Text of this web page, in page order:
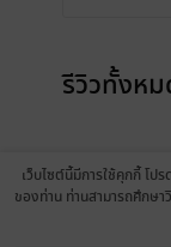
รีวิวทั้งห
เว็บไซต์นี้มีการใช้คุกกี้ โป
ของท่าน ท่านสามารถศึกษ